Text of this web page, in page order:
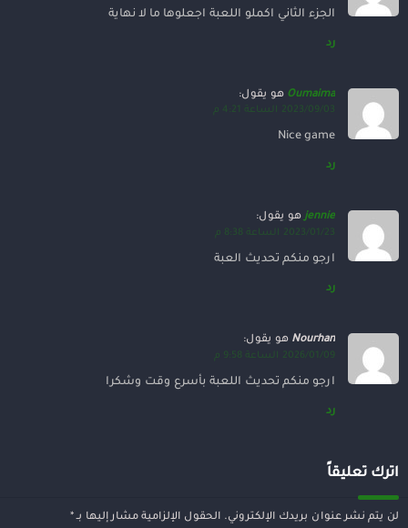
الجزء الثاني اكملو اللعبة اجعلوها ما لا نهاية
رد
Oumaima هو يقول:
2023/09/03 الساعة 4:21 م
Nice game
رد
jennie هو يقول:
2023/01/23 الساعة 8:38 م
ارجو منكم تحديث العبة
رد
Nourhan هو يقول:
2026/01/09 الساعة 9:58 م
ارجو منكم تحديث اللعبة بأسرع وقت وشكرا
رد
اترك تعليقاً
لن يتم نشر عنوان بريدك الإلكتروني. الحقول الإلزامية مشار إليها بـ *